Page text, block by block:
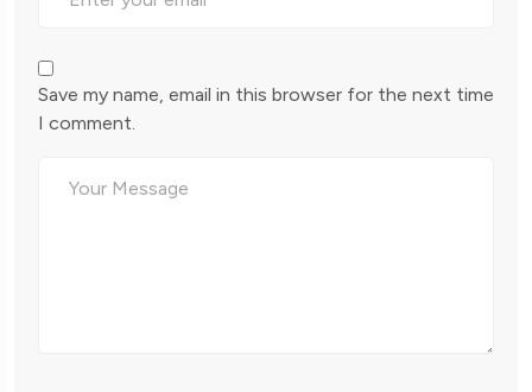
Save my name, email in this browser for the next time
I comment.